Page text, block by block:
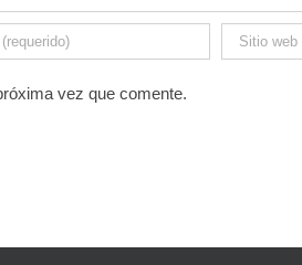
vez que comente.